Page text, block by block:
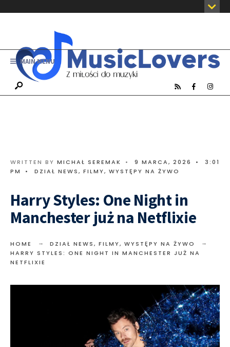
MAIN MENU
WRITTEN BY MICHAŁ SEREMAK • 9 MARCA, 2026 •
3:01
PM
• DZIAŁ NEWS, FILMY, WYSTĘPY NA ŻYWO
Harry Styles: One Night in
Manchester już na Netflixie
HOME DZIAŁ NEWS, FILMY, WYSTĘPY NA ŻYWO
HARRY STYLES: ONE NIGHT IN MANCHESTER JUŻ NA
NETFLIXIE